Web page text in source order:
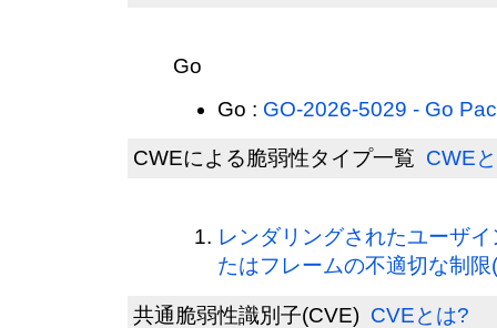
Go
Go : GO-2026-5029 - Go
CWEによる脆弱性タイプ一覧 CWE
レンダリングされたユーザ
たはフレームの不適切な制
共通脆弱性識別子(CVE) CVEとは?